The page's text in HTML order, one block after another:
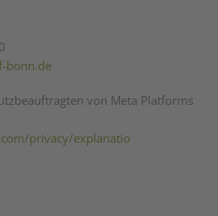
bonn.de
von Meta Platforms
privacy/explanatio